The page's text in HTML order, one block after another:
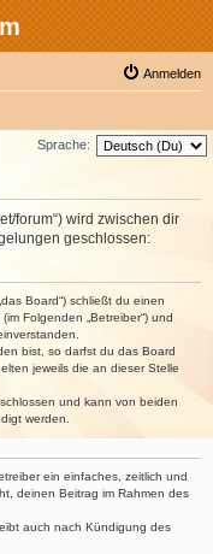
Anmelden
Sprache:
forum“) wird zwischen dir
geschlossen:
Board“) schließt du einen
Folgenden „Betreiber“) und
bist, so darfst du das Board
jeweils die an dieser Stelle
und kann von beiden
werden.
ein einfaches, zeitlich und
deinen Beitrag im Rahmen des
auch nach Kündigung des